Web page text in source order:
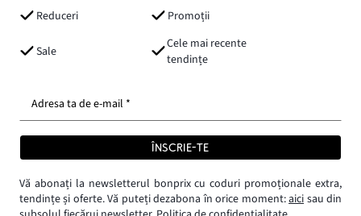
Reduceri
Promoții
Sale
Cele mai recente
tendințe
Adresa ta de e-mail *
ÎNSCRIE-TE
Vă abonați la newsletterul bonprix cu coduri promoționale extra,
tendințe și oferte. Vă puteți dezabona în orice moment:aici sau din